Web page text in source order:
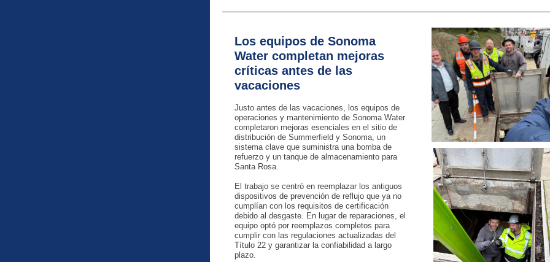
Los equipos de Sonoma
Water completan mejoras
críticas antes de las
vacaciones
Justo antes de las vacaciones, los equipos de
operaciones y mantenimiento de Sonoma Water
completaron mejoras esenciales en el sitio de
distribución de Summerfield y Sonoma, un
sistema clave que suministra una bomba de
refuerzo y un tanque de almacenamiento para
Santa Rosa.
El trabajo se centró en reemplazar los antiguos
dispositivos de prevención de reflujo que ya no
cumplían con los requisitos de certificación
debido al desgaste. En lugar de reparaciones, el
equipo optó por reemplazos completos para
cumplir con las regulaciones actualizadas del
Título 22 y garantizar la confiabilidad a largo
plazo.